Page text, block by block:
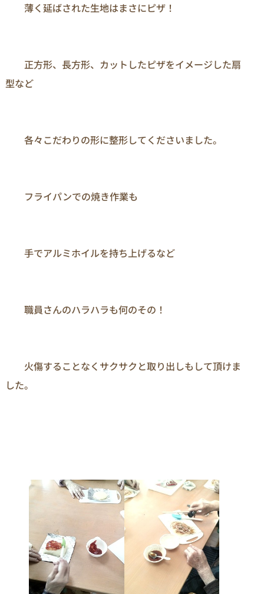
薄く延ばされた生地はまさにピザ！
正方形、長方形、カットしたピザをイメージした扇
型など
各々こだわりの形に整形してくださいました。
フライパンでの焼き作業も
手でアルミホイルを持ち上げるなど
職員さんのハラハラも何のその！
火傷することなくサクサクと取り出しもして頂けま
した。